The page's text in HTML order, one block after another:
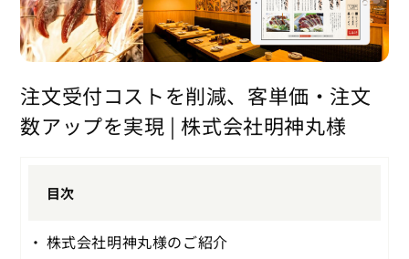
注文受付コストを削減、客単価・注文
数アップを実現 | 株式会社明神丸様
目次
株式会社明神丸様のご紹介